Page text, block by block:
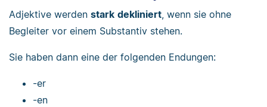
Adjektive werden stark dekliniert, wenn sie ohne
Begleiter vor einem Substantiv stehen.
Sie haben dann eine der folgenden Endungen:
-er
-en